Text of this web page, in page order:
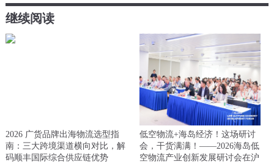
继续阅读
2026 广货品牌出海物流选型指
南：三大跨境渠道横向对比，解
码顺丰国际综合供应链优势
低空物流+海岛经济！这场研讨
会，干货满满！——2026海岛低
空物流产业创新发展研讨会在沪